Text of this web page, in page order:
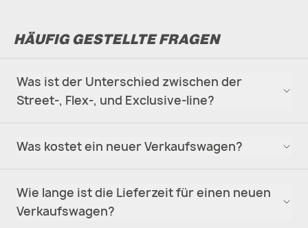
HÄUFIG GESTELLTE FRAGEN
Was ist der Unterschied zwischen der
Street-, Flex-, und Exclusive-line?
Was kostet ein neuer Verkaufswagen?
Wie lange ist die Lieferzeit für einen neuen
Verkaufswagen?